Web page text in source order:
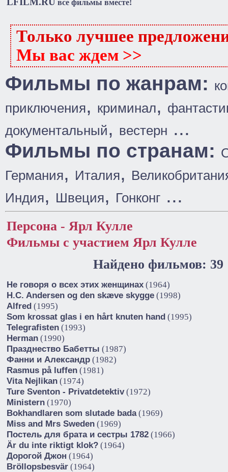
все фильмы вместе!
Только лучшее
Мы вас ждем >>
Фильмы по жанрам:
приключения, криминал,
документальный, вестерн ...
Фильмы по странам:
Германия, Италия,
Индия, Швеция, Гонконг ...
Персона - Ярл Кулле
Фильмы с участием Ярл Кулле
Найдено фильмов: 39
Не говоря о всех этих женщинах (1964)
H.C. Andersen og den skæve skygge (1998)
Alfred (1995)
Som krossat glas i en hårt knuten hand (1995)
Telegrafisten (1993)
Herman (1990)
Празднество Бабетты (1987)
Фанни и Александр (1982)
Rasmus på luffen (1981)
Vita Nejlikan (1974)
Ture Sventon - Privatdetektiv(1972)
Ministern (1970)
Bokhandlaren som slutade bada(1969)
Miss and Mrs Sweden (1969)
Постель для брата и сестры 1782 (1966)
Är du inte riktigt klok? (1964)
Дорогой Джон (1964)
Bröllopsbesvär (1964)